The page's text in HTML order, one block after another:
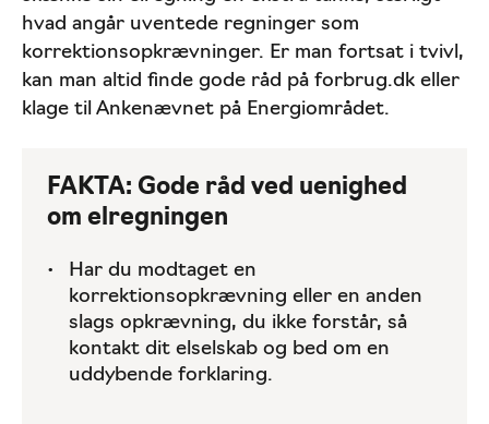
hvad angår uventede regninger som
korrektionsopkrævninger. Er man fortsat i tvivl,
kan man altid finde gode råd på forbrug.dk eller
klage til Ankenævnet på Energiområdet.
FAKTA: Gode råd ved uenighed
om elregningen
Har du modtaget en
korrektionsopkrævning eller en anden
slags opkrævning, du ikke forstår, så
kontakt dit elselskab og bed om en
uddybende forklaring.